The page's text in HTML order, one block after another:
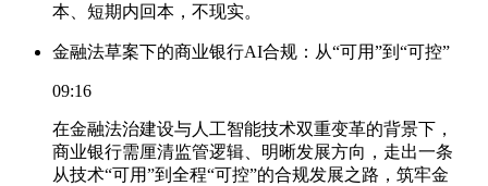
本、短期内回本，不现实。
金融法草案下的商业银行AI合规：从“可用”到“可控”
09:16
在金融法治建设与人工智能技术双重变革的背景下，
商业银行需厘清监管逻辑、明晰发展方向，走出一条
从技术“可用”到全程“可控”的合规发展之路，筑牢金